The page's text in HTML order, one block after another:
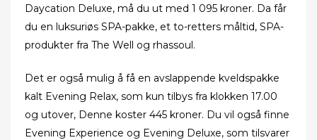
Daycation Deluxe, må du ut med 1 095 kroner. Da får
du en luksuriøs SPA-pakke, et to-retters måltid, SPA-
produkter fra The Well og rhassoul.
Det er også mulig å få en avslappende kveldspakke
kalt Evening Relax, som kun tilbys fra klokken 17.00
og utover, Denne koster 445 kroner. Du vil også finne
Evening Experience og Evening Deluxe, som tilsvarer